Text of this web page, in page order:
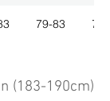
79-83 79-
(183-190cm)